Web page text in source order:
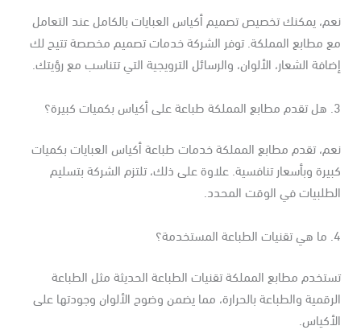
يمكنك تخصيص تصميم أكياس العبايات بالكامل عند التعامل
مطابع المملكة. توفر الشركة خدمات تصميم مخصصة تتيح لك
الشعار، الألوان، والرسائل الترويجية التي تتناسب مع رؤيتك.
تقدم مطابع المملكة خدمات طباعة أكياس العبايات بكميات
وبأسعار تنافسية. علاوة على ذلك، تلتزم الشركة بتسليم
في الوقت المحدد.
مطابع المملكة تقنيات الطباعة الحديثة مثل الطباعة
والطباعة بالحرارة، مما يضمن وضوح الألوان وجودتها على